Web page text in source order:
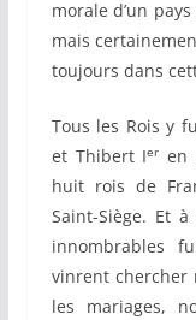
morale d’un
mais
toujours dans
Tous les Rois y
et Thibert Ier en
huit rois de
Saint-Siège. Et
innombrables
vinrent chercher
les mariages,